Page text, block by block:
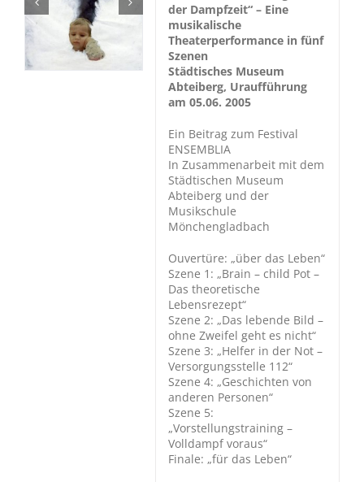
der Dampfzeit“ – Eine
musikalische
Theaterperformance in fünf
Szenen
Städtisches Museum
Abteiberg, Uraufführung
am 05.06. 2005
Ein Beitrag zum Festival
ENSEMBLIA
In Zusammenarbeit mit dem
Städtischen Museum
Abteiberg und der
Musikschule
Mönchengladbach
Ouvertüre: „über das Leben“
Szene 1: „Brain – child Pot –
Das theoretische
Lebensrezept“
Szene 2: „Das lebende Bild –
ohne Zweifel geht es nicht“
Szene 3: „Helfer in der Not –
Versorgungsstelle 112“
Szene 4: „Geschichten von
anderen Personen“
Szene 5:
„Vorstellungstraining –
Volldampf voraus“
Finale: „für das Leben“